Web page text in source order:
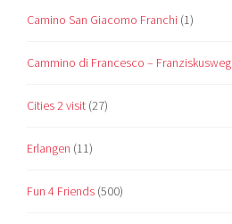
Camino San Giacomo Franchi (1)
Cammino di Francesco – Franziskusweg
Cities 2 visit (27)
Erlangen (11)
Fun 4 Friends (500)